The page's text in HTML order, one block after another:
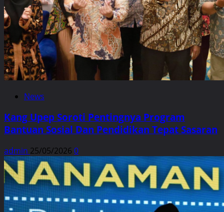
News
Kang Upep Soroti Pentingnya Program
Bantuan Sosial Dan Pendidikan Tepat Sasaran
admin 25/05/2026 0